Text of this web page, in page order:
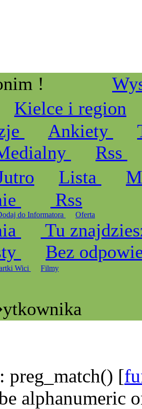
!
Kielce i region
Ankiety
Rss
Lista
Rss
do Informatora Oferta
Tu
Bez
Wici Filmy
: preg_match() [
alphanumeric